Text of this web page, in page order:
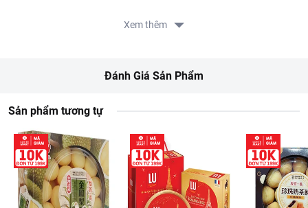
https://www.lottemart.vn/vi-nsg/faq/39
Địa chỉ: SO 49, PHO DUONG THANH, PHUONG CUA DONG,
QUAN HOAN KIEM, THANH PHO HA NOI, VIET NAM
Xem thêm
Đánh Giá Sản Phẩm
Sản phẩm tương tự